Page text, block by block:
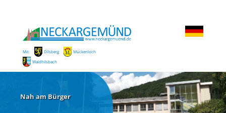
Mit: Dilsberg
Mückenloch
Waldhilsbach
Nah am Bürger